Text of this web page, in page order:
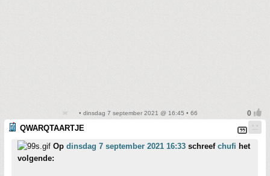
• dinsdag 7 september 2021 @ 16:45 • 66
QWARQTAARTJE
Op dinsdag 7 september 2021 16:33 schreef chufi het
volgende: